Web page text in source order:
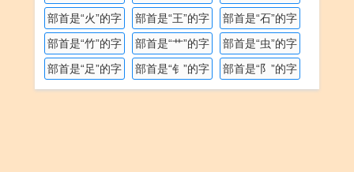
部首是“火”的字
部首是“王”的字
部首是“石”的字
部首是“竹”的字
部首是“艹”的字
部首是“虫”的字
部首是“足”的字
部首是“钅”的字 部首是“阝”的字